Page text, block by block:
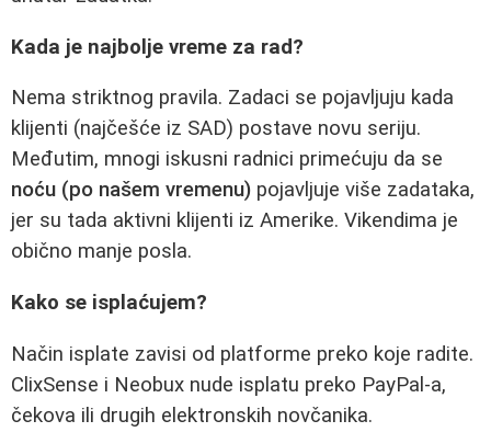
Kada je najbolje vreme za rad?
Nema striktnog pravila. Zadaci se pojavljuju kada
klijenti (najčešće iz SAD) postave novu seriju.
Međutim, mnogi iskusni radnici primećuju da se
noću (po našem vremenu) pojavljuje više zadataka,
jer su tada aktivni klijenti iz Amerike. Vikendima je
obično manje posla.
Kako se isplaćujem?
Način isplate zavisi od platforme preko koje radite.
ClixSense i Neobux nude isplatu preko PayPal-a,
čekova ili drugih elektronskih novčanika.